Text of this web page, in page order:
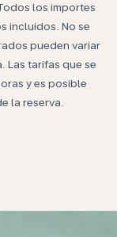
los importes
incluidos. No se
pueden variar
Las tarifas que se
y es posible
la reserva.